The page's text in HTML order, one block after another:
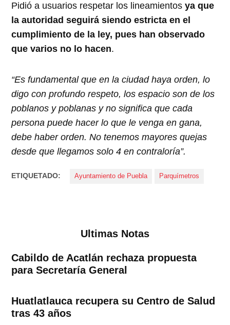
Pidió a usuarios respetar los lineamientosya que
la autoridad seguirá siendo estricta en el
cumplimiento de la ley, pues han observado
que varios no lo hacen.
“Es fundamental que en la ciudad haya orden, lo
digo con profundo respeto, los espacio son de los
poblanos y poblanas y no significa que cada
persona puede hacer lo que le venga en gana,
debe haber orden. No tenemos mayores quejas
desde que llegamos solo 4 en contraloría”.
ETIQUETADO: Ayuntamiento de Puebla Parquímetros
Ultimas Notas
Cabildo de Acatlán rechaza propuesta
para Secretaría General
Huatlatlauca recupera su Centro de Salud
tras 43 años